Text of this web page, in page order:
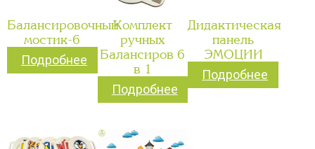
Балансировочный
мостик-6
Подробнее
Комплект
ручных
Балансиров 6
в 1
Подробнее
Дидактическая
панель
ЭМОЦИИ
Подробнее